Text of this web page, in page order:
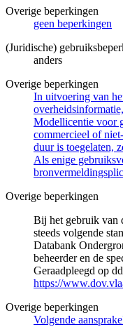
Overige beperkingen
geen beperkingen
(Juridische)
anders
Overige beperkingen
In uitvoering van
Modellicentie voor
commercieel of
duur is toegelaten,
Als enige
Overige beperkingen
Bij het gebruik van
steeds volgende
Databank
beheerder en de
Geraadpleegd op
https://
Overige beperkingen
Volgende